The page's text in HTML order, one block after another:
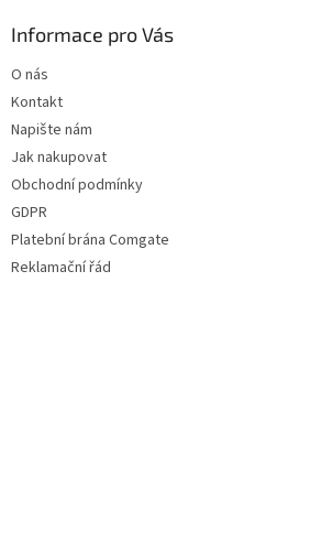
Informace pro Vás
O nás
Kontakt
Napište nám
Jak nakupovat
Obchodní podmínky
GDPR
Platební brána Comgate
Reklamační řád